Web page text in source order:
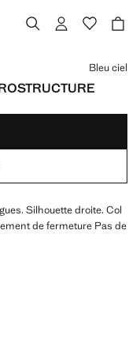
Bleu ciel
Silhouette droite. Col
de fermeture Pas de